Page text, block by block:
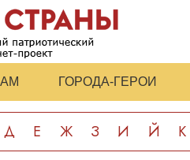
ГОРОДА-ГЕРОИ
Д Е Ж З И Й К